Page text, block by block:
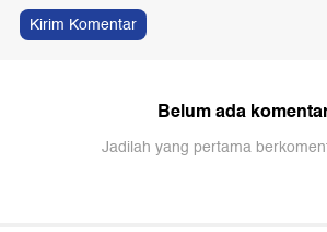
Kirim Komentar
Belum ada
Jadilah yang pertama